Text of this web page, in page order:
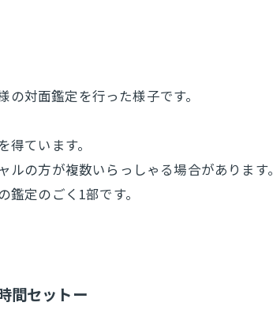
の対面鑑定を行った様子です。
ています。
の方が複数いらっしゃる場合があります。
定のごく1部です。
間セットー